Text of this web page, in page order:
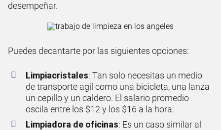
desempeñar.
Puedes decantarte por las siguientes opciones:
Limpiacristales: Tan solo necesitas un medio
de transporte agil como una bicicleta, una lanza
un cepillo y un caldero. El salario promedio
oscila entre los $12 y los $16 a la hora.
Limpiadora de oficinas: Es un caso similar al